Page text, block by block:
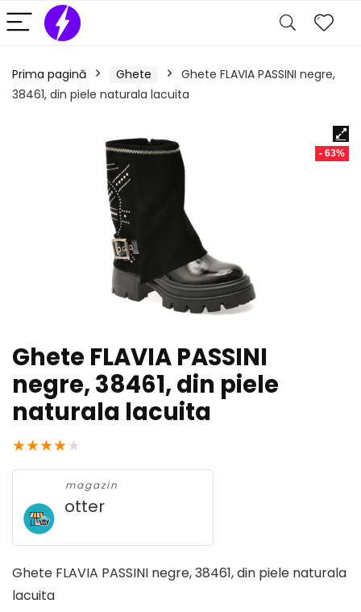
Prima pagină Ghete
Ghete FLAVIA PASSINI negre,
38461, din piele naturala lacuita
- 63%
Ghete FLAVIA PASSINI
negre, 38461, din piele
naturala lacuita
★★★★★
magazin
otter
Ghete FLAVIA PASSINI negre, 38461, din piele naturala
lacuita